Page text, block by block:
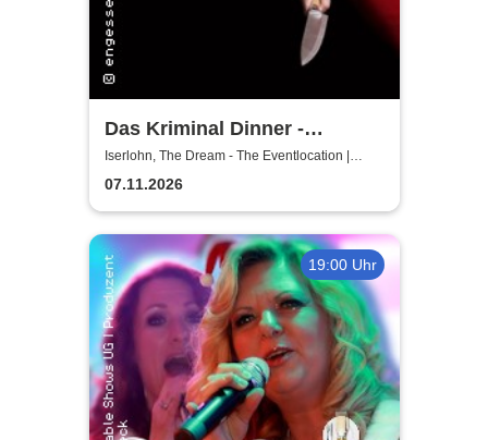
Das Kriminal Dinner -
Hauptkommissar Schröder
ermittelt
Iserlohn, The Dream - The Eventlocation |
Iserlohn
07.11.2026
19:00 Uhr